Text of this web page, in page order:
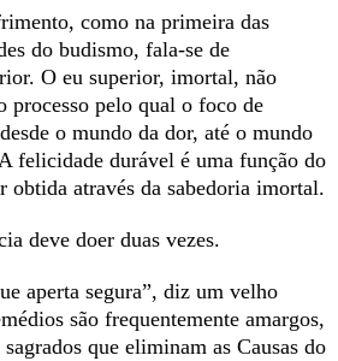
como na primeira das
do budismo, fala-se de
O eu superior, imortal, não
processo pelo qual o foco de
o mundo da dor, até o mundo
felicidade durável é uma função do
obtida através da sabedoria imortal.
deve doer duas vezes.
aperta segura”, diz um velho
são frequentemente amargos,
que eliminam as Causas do